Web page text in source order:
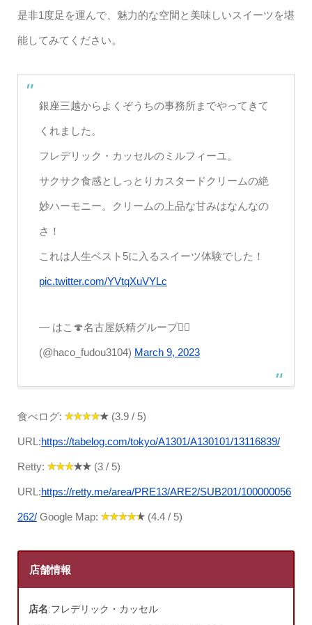
是非1度足を運んで、魅力的な空間と美味しいスイーツを堪
能してみてください。
銀座三越からよくぞうちの事務所までやってきて
くれました。
フレデリック・カッセルのミルフィーユ。
サクサク食感としっとりカスタードクリームの絶
妙ハーモニー。クリームの上品な甘みはなんなの
さ！
これは人生ベスト5に入るスイーツ体験でした！
pic.twitter.com/YVtqXuVYLc
— はこ🍄名古屋妖精グループ🧚‍♀️
(@haco_fudou3104) March 9, 2023
食べログ: (3.9 / 5)
URL:https://tabelog.com/tokyo/A1301/A130101/13116839/
Retty: (3 / 5)
URL:https://retty.me/area/PRE13/ARE2/SUB201/100000056
262/Google Map: (4.4 / 5)
店舗情報
店名:フレデリック・カッセル